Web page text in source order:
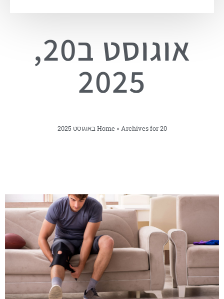
אוגוסט ב20,
2025
Home»Archives for 20 באוגוסט 2025